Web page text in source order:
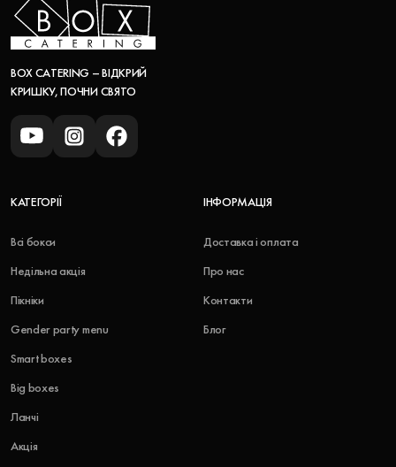
BOX CATERING – ВІДКРИЙ
КРИШКУ, ПОЧНИ СВЯТО
КАТЕГОРІЇ
Всі бокси
Недільна акція
Пікніки
Gender party menu
Smart boxes
Big boxes
Ланчі
Акція
ІНФОРМАЦІЯ
Доставка і оплата
Про нас
Контакти
Блог